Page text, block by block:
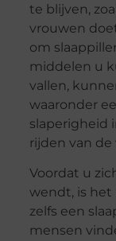
te blijven,
vrouwen
om
middelen u
vallen,
waaronder
slaperigheid
rijden van
Voordat u
wendt, is het
zelfs een
mensen